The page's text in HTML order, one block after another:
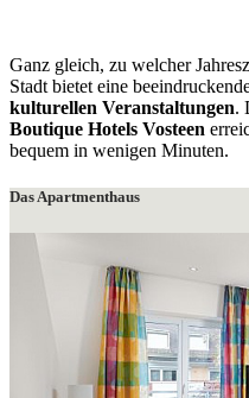
Ganz gleich, zu welcher
Stadt bietet eine
kulturellen Veranstaltungen.
Boutique Hotels Vosteen
bequem in wenigen Minuten.
Das Apartmenthaus